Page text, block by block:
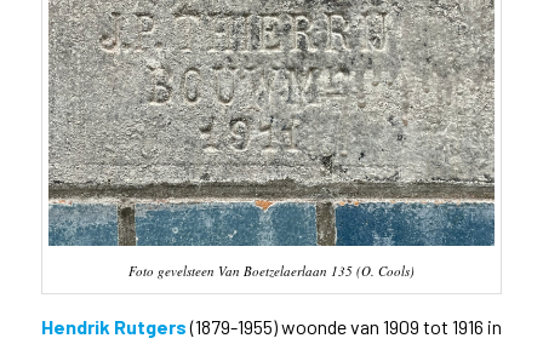
Foto gevelsteen Van Boetzelaerlaan 135 (O. Cools)
Hendrik Rutgers(1879-1955) woonde van 1909 tot 1916 in